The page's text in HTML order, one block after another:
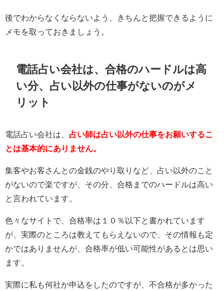
後でわからなくならないよう、きちんと把握できるように
メモを取っておきましょう。
電話占い会社は、合格のハードルは高
い分、占い以外の仕事がないのがメ
リット
電話占い会社は、 占い師は占い以外の仕事をお願いするこ
とは基本的にありません。
集客やお客さんとの金銭のやり取りなど、占い以外のこと
がないので楽ですが、その分、合格までのハードルは高い
と言われています。
色々なサイトで、合格率は１０％以下と書かれています
が、実際のところは教えてもらえないので、その情報も定
かではありませんが、合格率が低い可能性があるとは思い
ます。
実際に私も何社か申込をしたのですが、不合格が多かった